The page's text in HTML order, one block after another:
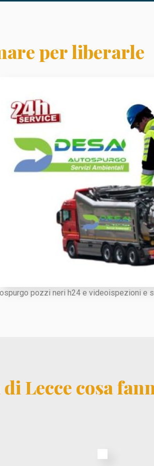
per liberarle
pozzi neri h24 e videoispezioni e
Lecce cosa